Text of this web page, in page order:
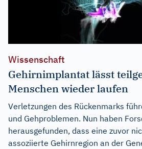
Wissenschaft
Gehirnimplantat lässt
Menschen wieder laufen
Verletzungen des Rückenmarks
und Gehproblemen. Nun haben
herausgefunden, dass eine zuvor
assoziierte Gehirnregion an der